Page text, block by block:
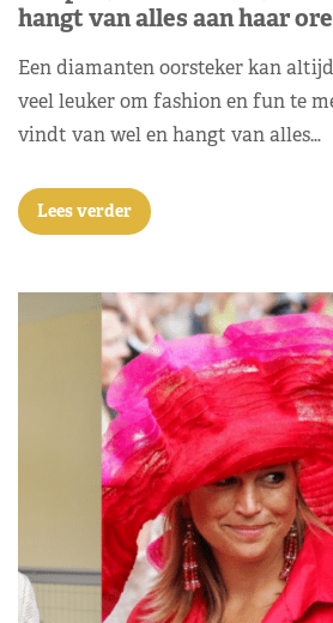
hangt van alles aan haar
Een diamanten oorsteker kan
veel leuker om fashion en fun te
vindt van wel en hangt van alles…
Lees verder